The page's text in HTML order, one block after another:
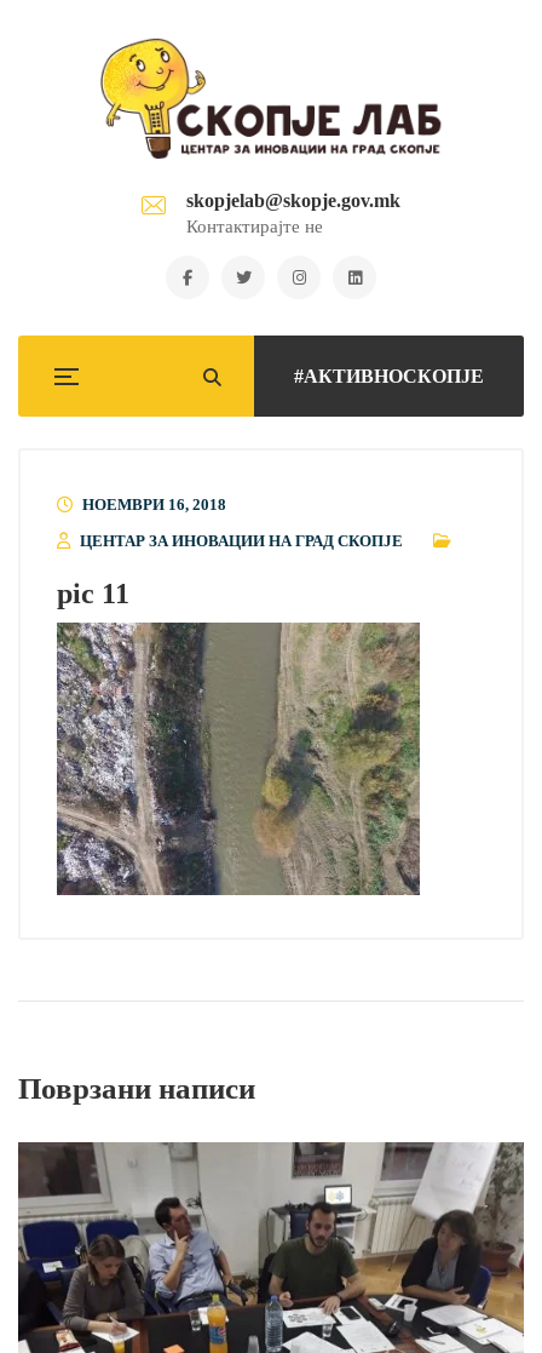
skopjelab@skopje.gov.mk
Контактирајте не
#АКТИВНОСКОПЈЕ
НОЕМВРИ 16, 2018
ЦЕНТАР ЗА ИНОВАЦИИ НА ГРАД СКОПЈЕ
pic 11
Поврзани написи